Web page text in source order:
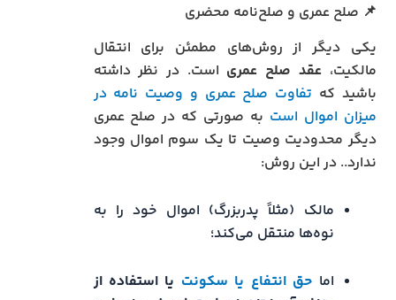
📌 صلح عمری و صلح‌نامه محضری
یکی دیگر از روش‌های مطمئن برای انتقال
مالکیت،عقد صلح عمری است. در نظر داشته
باشید که تفاوت صلح عمری و وصیت نامه در
میزان اموال است به صورتی که در صلح عمری
دیگر محدودیت وصیت تا یک سوم اموال وجود
ندارد.. در این روش:
مالک (مثلاً پدربزرگ) اموال خود را به
نوه‌ها منتقل می‌کند؛
اما حق انتفاع یا سکونت یا استفاده از